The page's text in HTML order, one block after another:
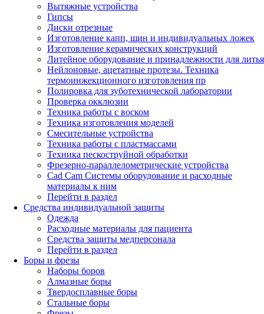
Вытяжные устройства
Гипсы
Диски отрезные
Изготовление капп, шин и индивидуальных ложек
Изготовление керамических конструкций
Литейное оборудование и принадлежности для литья
Нейлоновые, ацетатные протезы. Техника
термоинжекционного изготовления пр
Полировка для зуботехнической лаборатории
Проверка окклюзии
Техника работы с воском
Техника изготовления моделей
Смесительные устройства
Техника работы с пластмассами
Техника пескоструйной обработки
Фрезерно-параллелометрические устройства
Cad Cam Системы оборудование и расходные
материалы к ним
Перейти в раздел
Средства индивидуальной защиты
Одежда
Расходные материалы для пациента
Средства защиты медперсонала
Перейти в раздел
Боры и фрезы
Наборы боров
Алмазные боры
Твердосплавные боры
Стальные боры